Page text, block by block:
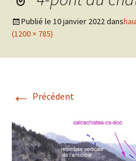
Publié le 10 janvier 2022dans
(1200 × 785)
← Précédent